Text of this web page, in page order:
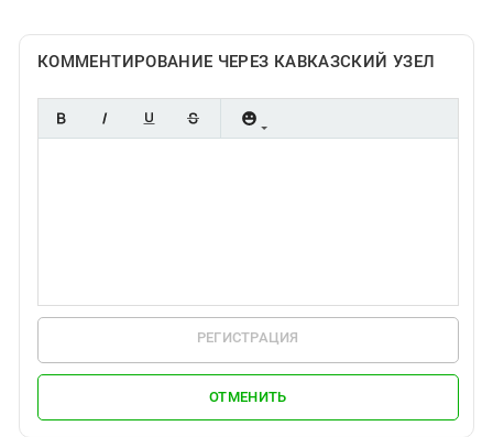
КОММЕНТИРОВАНИЕ ЧЕРЕЗ КАВКАЗСКИЙ УЗЕЛ
РЕГИСТРАЦИЯ
ОТМЕНИТЬ